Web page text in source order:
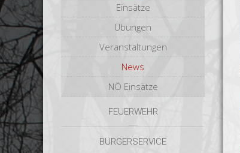
Einsätze
Übungen
Veranstaltungen
News
NÖ Einsätze
FEUERWEHR
BÜRGERSERVICE